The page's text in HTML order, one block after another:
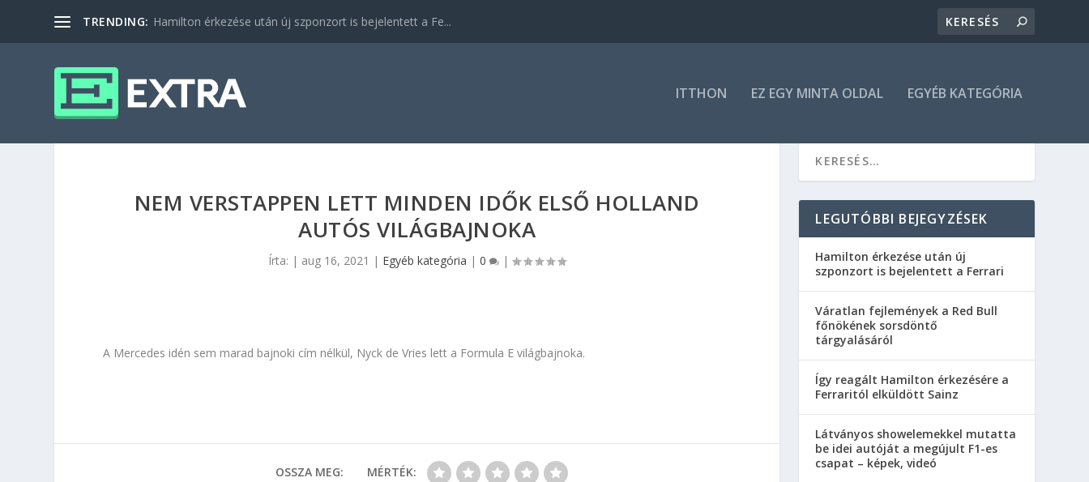
TRENDING: Hamilton érkezése után új szponzort is bejelentett a Fe...
ITTHON EZ EGY MINTA OLDAL EGYÉB KATEGÓRIA
NEM VERSTAPPEN LETT MINDEN IDŐK ELSŐ HOLLAND
AUTÓS VILÁGBAJNOKA
Írta: | aug 16, 2021 | Egyéb kategória |0 |
A Mercedes idén sem marad bajnoki cím nélkül, Nyck de Vries lett a Formula E világbajnoka.
OSSZA MEG: MÉRTÉK:
LEGUTÓBBI BEJEGYZÉSEK
Hamilton érkezése után új
szponzort is bejelentett a Ferrari
Váratlan fejlemények a Red Bull
főnökének sorsdöntő
tárgyalásáról
Így reagált Hamilton érkezésére a
Ferraritól elküldött Sainz
Látványos showelemekkel mutatta
be idei autóját a megújult F1-es
csapat – képek, videó